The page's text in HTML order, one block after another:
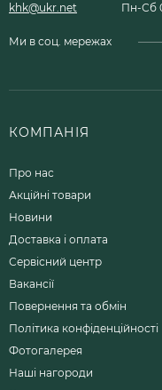
khk@ukr.net Пн-Сб
Ми в соц. мережах
КОМПАНІЯ
Про нас
Акційні товари
Новини
Доставка і оплата
Сервісний центр
Вакансії
Повернення та обмін
Політика конфіденційності
Фотогалерея
Наші нагороди